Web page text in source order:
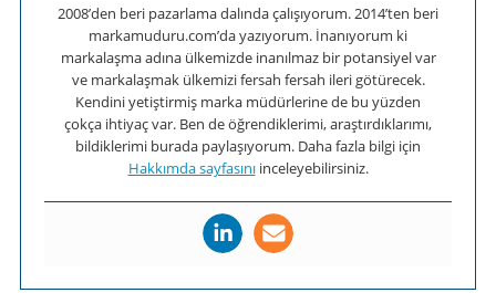
2008’den beri pazarlama dalında çalışıyorum. 2014’ten beri
markamuduru.com’da yazıyorum. İnanıyorum ki
markalaşma adına ülkemizde inanılmaz bir potansiyel var
ve markalaşmak ülkemizi fersah fersah ileri götürecek.
Kendini yetiştirmiş marka müdürlerine de bu yüzden
çokça ihtiyaç var. Ben de öğrendiklerimi, araştırdıklarımı,
bildiklerimi burada paylaşıyorum. Daha fazla bilgi için
Hakkımda sayfasınıinceleyebilirsiniz.